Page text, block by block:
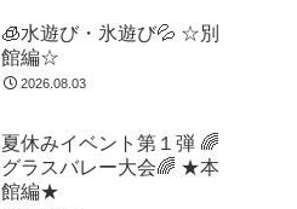
🧊水遊び・氷遊び💦 ☆別
館編☆
2026.08.03
夏休みイベント第１弾 🌈
グラスバレー大会🌈 ★本
館編★